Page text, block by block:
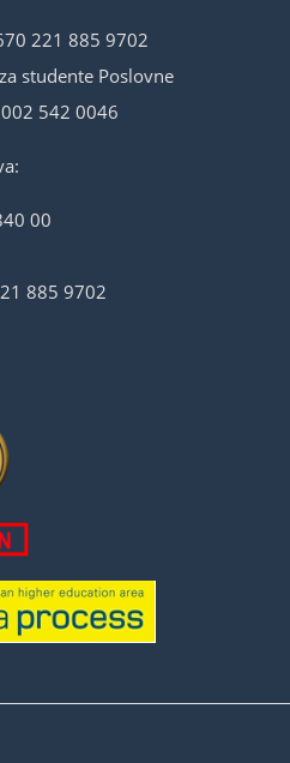
221 885 9702
studente Poslovne
542 0046
00
885 9702